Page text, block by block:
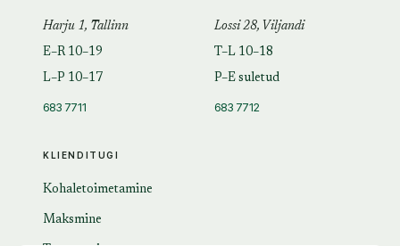
KLIENDITUGI
Kohaletoimetamine
Maksmine
Harju 1, Tallinn
E–R 10–19
L–P 10–17
683 7711
Lossi 28, Viljandi
T–L 10–18
P–E suletud
683 7712